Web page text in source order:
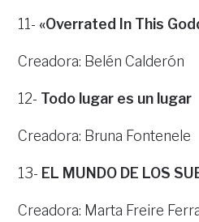
11-«Overrated In This
Creadora: Belén Calderón
12- Todo lugar es un lugar
Creadora: Bruna Fontenele
13- EL MUNDO DE LOS
Creadora: Marta Freire